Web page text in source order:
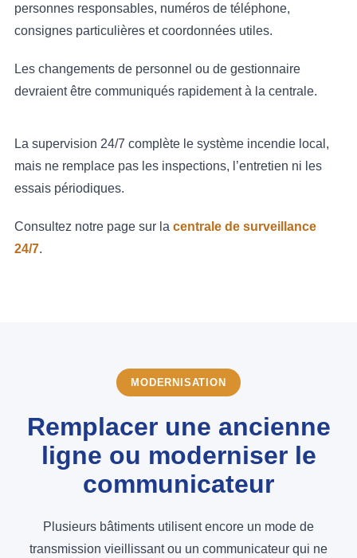
personnes responsables, numéros de téléphone,
consignes particulières et coordonnées utiles.
Les changements de personnel ou de gestionnaire
devraient être communiqués rapidement à la centrale.
La supervision 24/7 complète le système incendie local,
mais ne remplace pas les inspections, l’entretien ni les
essais périodiques.
Consultez notre page sur la centrale de surveillance
24/7.
MODERNISATION
Remplacer une ancienne
ligne ou moderniser le
communicateur
Plusieurs bâtiments utilisent encore un mode de
transmission vieillissant ou un communicateur qui ne